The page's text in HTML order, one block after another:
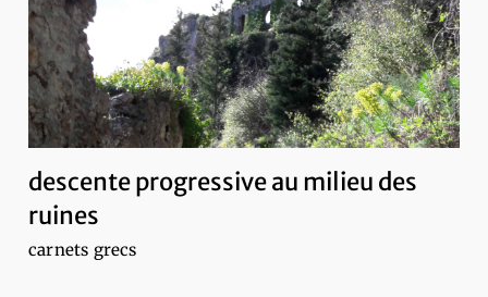
descente progressive au milieu des
ruines
carnets grecs